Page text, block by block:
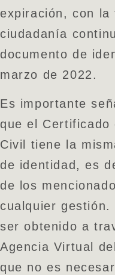
expiración, con
ciudadanía
documento de
marzo de 2022.
Es importante
que el Certificado
Civil tiene la
de identidad, es
de los
cualquier gestión.
ser obtenido a
Agencia Virtual
que no es